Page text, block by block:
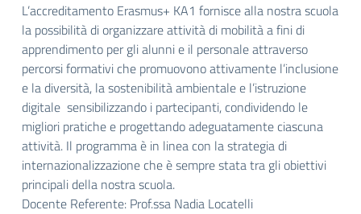
L’accreditamento Erasmus+ KA1 fornisce alla nostra scuola
la possibilità di organizzare attività di mobilità a fini di
apprendimento per gli alunni e il personale attraverso
percorsi formativi che promuovono attivamente l’inclusione
e la diversità, la sostenibilità ambientale e l’istruzione
digitale sensibilizzando i partecipanti, condividendo le
migliori pratiche e progettando adeguatamente ciascuna
attività. Il programma è in linea con la strategia di
internazionalizzazione che è sempre stata tra gli obiettivi
principali della nostra scuola.
Docente Referente: Prof.ssa Nadia Locatelli